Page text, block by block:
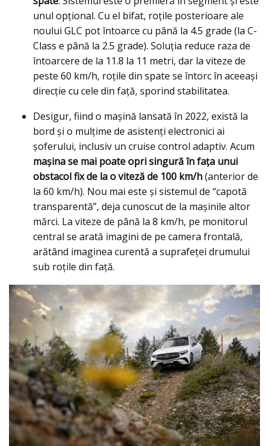
unul opţional. Cu el bifat, roţile posterioare ale
noului GLC pot întoarce cu până la 4.5 grade (la C-
Class e până la 2.5 grade). Soluţia reduce raza de
întoarcere de la 11.8 la 11 metri, dar la viteze de
peste 60 km/h, roțile din spate se întorc în aceeași
direcție cu cele din față, sporind stabilitatea.
Desigur, fiind o maşină lansată în 2022, există la
bord şi o mulţime de asistenţi electronici ai
şoferului, inclusiv un cruise control adaptiv. Acum
mașina se mai poate opri singură în fața unui
obstacol fix de la o viteză de 100 km/h(anterior de
la 60 km/h). Nou mai este şi sistemul de “capotă
transparentă”, deja cunoscut de la mașinile altor
mărci. La viteze de până la 8 km/h, pe monitorul
central se arată imagini de pe camera frontală,
arătând imaginea curentă a suprafeței drumului
sub roțile din față.